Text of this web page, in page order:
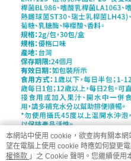
本網站中使用 cookie，欲查詢有關本
望在電腦上使用 cookie 時應如何變更
權條款 」之 Cookie 聲明。您繼續使用